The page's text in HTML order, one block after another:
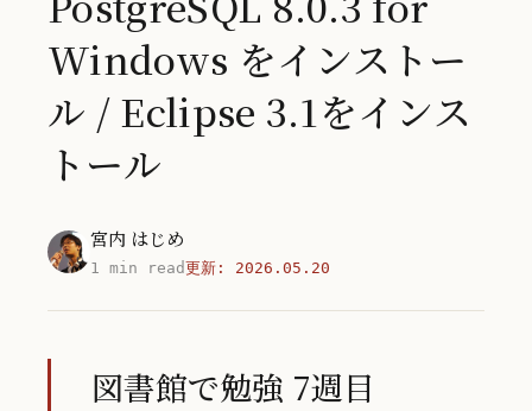
Windows をインストー
ル / Eclipse 3.1をインス
トール
宮内 はじめ
1 min read更新: 2026.05.20
図書館で勉強 7週目